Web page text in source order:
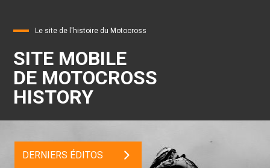
Le site de l'histoire du Motocross
SITE MOBILE
DE MOTOCROSS
HISTORY
DERNIERS ÉDITOS